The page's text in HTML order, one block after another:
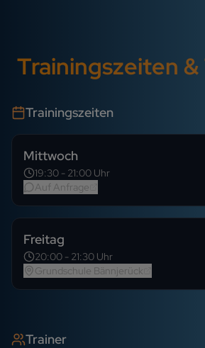
Trainingszeiten
Trainingszeiten
Mittwoch
19:30 - 21:00 Uhr
Auf Anfrage
Freitag
20:00 - 21:30 Uhr
Grundschule Bännjerück
Trainer